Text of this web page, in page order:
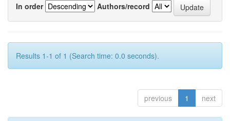
In order
Authors/record
Results 1-1 of 1 (Search time: 0.0 seconds).
previous 1 next